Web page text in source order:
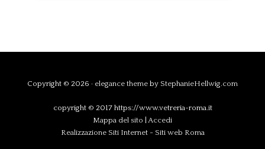
Copyright © 2026 · elegance theme by StephanieHellwig.com
copyright © 2017 https://www.vetreria-roma.it
Mappa del sito
Accedi
Realizzazione Siti Internet- Siti web Roma